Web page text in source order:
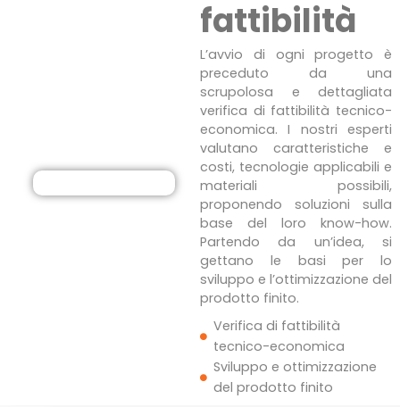
fattibilità
L’avvio di ogni progetto è
preceduto da una
scrupolosa e dettagliata
verifica di fattibilità tecnico-
economica. I nostri esperti
valutano caratteristiche e
costi, tecnologie applicabili e
materiali possibili,
proponendo soluzioni sulla
base del loro know-how.
Partendo da un’idea, si
gettano le basi per lo
sviluppo e l’ottimizzazione del
prodotto finito.
Verifica di fattibilità
tecnico-economica
Sviluppo e ottimizzazione
del prodotto finito